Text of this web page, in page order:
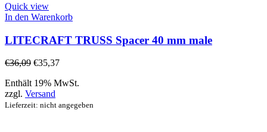
Quick view
In den Warenkorb
LITECRAFT TRUSS Spacer 40 mm male
€36,09 €35,37
Enthält 19% MwSt.
zzgl. Versand
Lieferzeit: nicht angegeben